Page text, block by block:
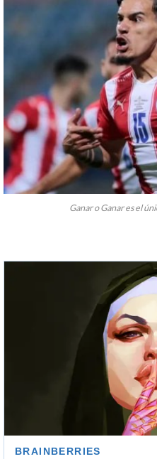
Ganar o Ganar es el